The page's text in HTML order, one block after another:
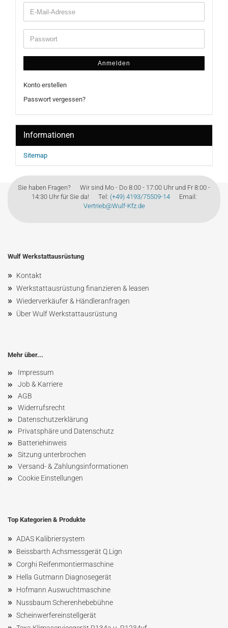
Anmelden
Konto erstellen
Passwort vergessen?
Informationen
Sitemap
Sie haben Fragen? Wir sind Mo - Do 8:00 - 17:00 Uhr und Fr 8:00 -
14:30 Uhr für Sie da! Tel: (+49) 4193/75509-14Email:
Vertrieb@Wulf-Kfz.de
Wulf Werkstattausrüstung
» Kontakt
» Werkstattausrüstung finanzieren & leasen
» Wiederverkäufer & Händleranfragen
» Über Wulf Werkstattausrüstung
Mehr über...
Impressum
Job & Karriere
AGB
Widerrufsrecht
Datenschutzerklärung
Privatsphäre und Datenschutz
Batteriehinweis
Sitzung unterbrochen
Versand- & Zahlungsinformationen
Cookie Einstellungen
Top Kategorien & Produkte
» ADAS Kalibriersystem
» Beissbarth Achsmessgerät Q.Lign
» Corghi Reifenmontiermaschine
» Hella Gutmann Diagnosegerät
» Hofmann Auswuchtmaschine
» NussbaumScherenhebebühne
» Scheinwerfereinstellgerät